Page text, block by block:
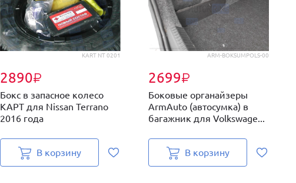
KART NT 0201
2890₽
Бокс в запасное колесо
КАРТ для Nissan Terrano
2016 года
В корзину
ARM-BOKSUMPOLS-00
2699₽
Боковые органайзеры
ArmAuto (автосумка) в
багажник для Volkswage...
В корзину